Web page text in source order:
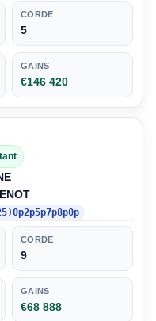
CORDE
5
GAINS
€146 420
CORDE
9
GAINS
€68 888